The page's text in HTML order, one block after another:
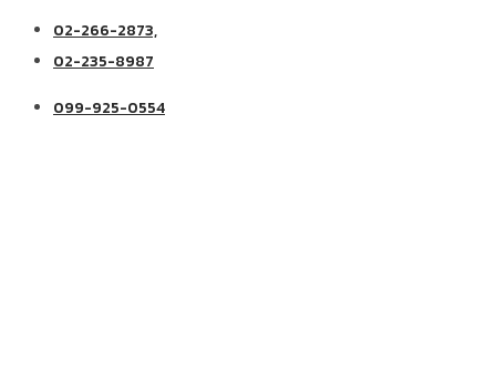
02-266-2873,
02-235-8987
099-925-0554